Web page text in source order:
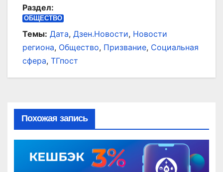
Раздел:
ОБЩЕСТВО
Темы: Дата, Дзен.Новости, Новости
региона, Общество, Призвание, Социальная
сфера, ТГпост
Похожая запись